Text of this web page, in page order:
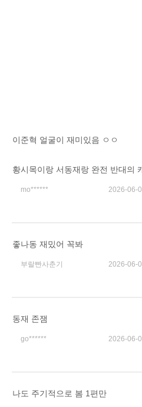
이준혁 얼굴이 재미있음 ㅇㅇ
황시목이랑 서동재랑 완전 반대의
mo****** 2026-06-
좋나동 재밌어 꼭봐
부랄빤사춘기 2026-06-
동재 존잼
go****** 2026-06-
나도 주기적으로 봄 1편만